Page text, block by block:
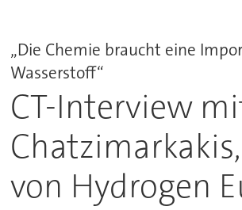
„Die Chemie braucht eine
Wasserstoff“
CT-Interview
Chatzimarkakis,
von Hydrogen